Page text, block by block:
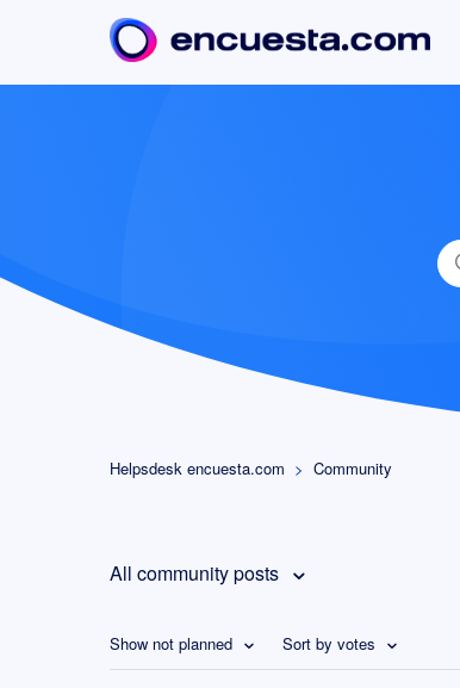
Helpsdesk encuesta.com Community
All community posts
Show not planned Sort by votes